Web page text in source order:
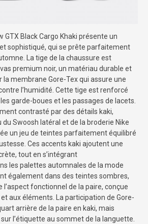
GTX Black Cargo Khaki présente un
sophistiqué, qui se prête parfaitement
La tige de la chaussure est
premium noir, un matériau durable et
membrane Gore-Tex qui assure une
l’humidité. Cette tige est renforcé
garde-boues et les passages de lacets.
contrasté par des détails kaki,
Swoosh latéral et de la broderie Nike
un jeu de teintes parfaitement équilibré
Ces accents kaki ajoutent une
tout en s’intégrant
les palettes automnales de la mode
également dans des teintes sombres,
l’aspect fonctionnel de la paire, conçue
aux éléments. La participation de Gore-
arrière de la paire en kaki, mais
l’étiquette au sommet de la languette.